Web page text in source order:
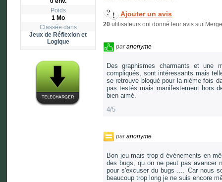
Poids
1 Mo
Classée dans
Jeux de Réflexion et
Logique
Ajouter un avis
20 utilisateurs ont donné leur avis sur
paranonyme
Des graphismes charmants et une
compliqués, sont intéressants mais
se retrouve bloqué pour la nième fois
pas testés mais manifestement hors
bien aimé.
4/5
paranonyme
Bon jeu mais trop d événements en
des bugs, qu on ne peut pas avancer
pour s'excuser du bugs .... Car nous
beaucoup trop long je ne suis encore